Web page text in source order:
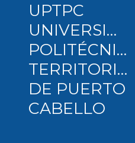
UPTPC
UNIVERSIDAD
POLITÉCNICA
TERRITORIAL
DE PUERTO
CABELLO